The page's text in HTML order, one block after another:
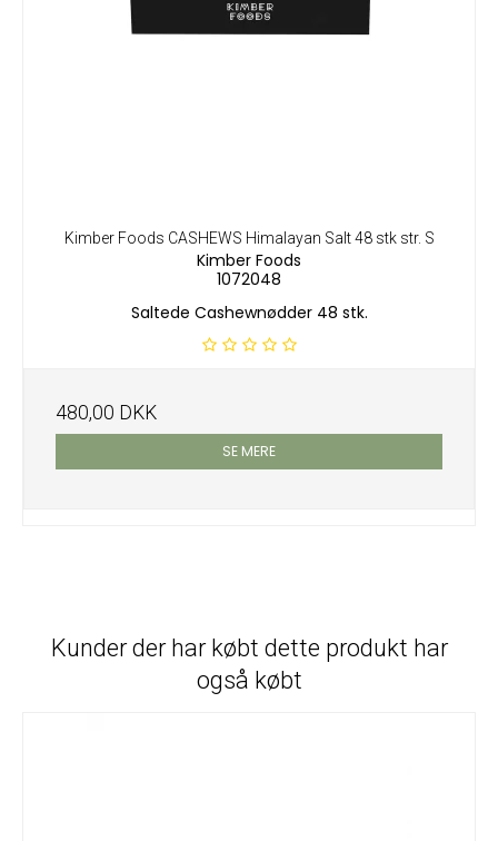
Kimber Foods CASHEWS Himalayan Salt 48 stk str. S
Kimber Foods
1072048
Saltede Cashewnødder 48 stk.
480,00 DKK
SE MERE
Kunder der har købt dette produkt har
også købt